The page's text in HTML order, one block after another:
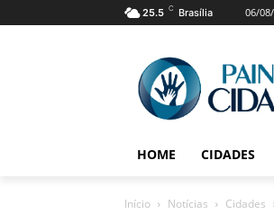
25.5 C Brasília 06/
HOME CIDADES
Início Notícias Cidades